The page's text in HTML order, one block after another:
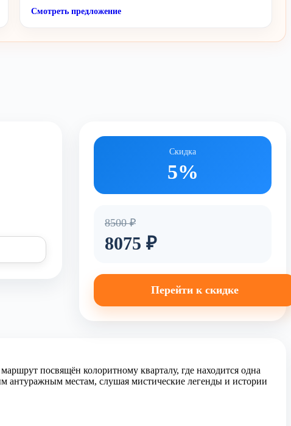
Смотреть предложение
Скидка
5%
8500 ₽
8075 ₽
Перейти к скидке
посвящён колоритному кварталу, где находится одна
антуражным местам, слушая мистические легенды и истории